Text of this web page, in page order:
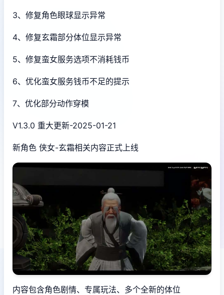
3、修复角色眼球显示异常
4、修复玄霜部分体位显示异常
5、修复蛮女服务选项不消耗钱币
6、优化蛮女服务钱币不足的提示
7、优化部分动作穿模
V1.3.0 重大更新-2025-01-21
新角色 侠女-玄霜相关内容正式上线
内容包含角色剧情、专属玩法、多个全新的体位